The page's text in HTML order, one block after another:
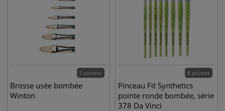
5 pointes
Brosse usée bombée
Winton
8 pointes
Pinceau Fit Synthetics
pointe ronde bombée, série
378 Da Vinci